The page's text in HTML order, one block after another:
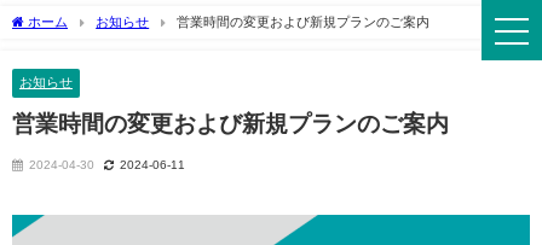
ホーム お知らせ 営業時間の変更および新規プランのご案内
お知らせ
営業時間の変更および新規プランのご案内
2024-04-30 2024-06-11